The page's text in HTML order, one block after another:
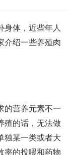
体，近些年人
介绍一些养殖肉
的营养元素不一
殖的话，无法做
独某一类或者大
率的投喂和药物